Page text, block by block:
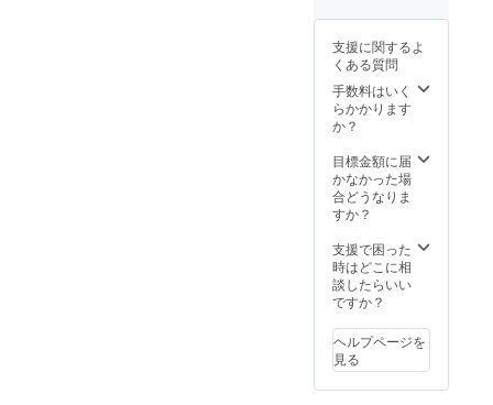
定装備
が本体
とセッ
トに
なって
おりま
支援に関するよ
くある質問
手数料はいく
らかかります
か？
目標金額に届
かなかった場
合どうなりま
すか？
支援で困った
時はどこに相
談したらいい
ですか？
ヘルプページを
見る